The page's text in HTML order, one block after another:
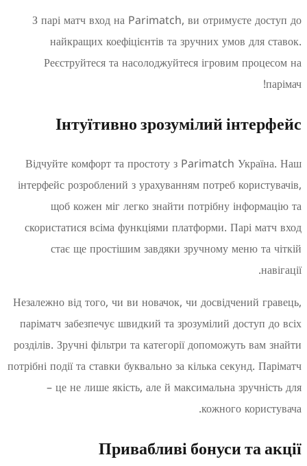
З парі матч вход на Parimatch, ви отримуєте
найкращих коефіцієнтів та зручних умов
Реєструйтеся та насолоджуйтеся ігровим
Інтуїтивно зрозумілий
Відчуйте комфорт та простоту з Parimatch
інтерфейс розроблений з урахуванням потреб
щоб кожен міг легко знайти потрібну
скористатися всіма функціями платформи. Парі
стає ще простішим завдяки зручному меню
Незалежно від того, чи ви новачок, чи досвідчений
паріматч забезпечує швидкий та зрозумілий
розділів. Зручні фільтри та категорії допоможуть
потрібні події та ставки буквально за кілька секунд.
– це не лише якість, але й максимальна
кожного
Привабливі бонуси та